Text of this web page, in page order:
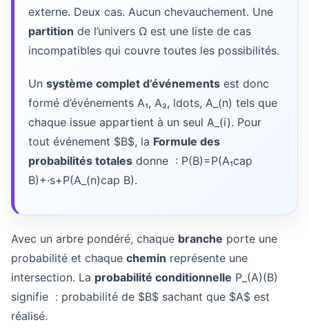
externe. Deux cas. Aucun chevauchement. Une
partition de l’univers Ω est une liste de cas
incompatibles qui couvre toutes les possibilités.
Un système complet d’événements est donc
formé d’événements A₁, A₂, ldots, A_(n) tels que
chaque issue appartient à un seul A_(i). Pour
tout événement $B$, la Formule des
probabilités totales donne : P(B)=P(A₁cap
B)+·s+P(A_(n)cap B).
Avec un arbre pondéré, chaque branche porte une
probabilité et chaque chemin représente une
intersection. La probabilité conditionnelle P_(A)(B)
signifie : probabilité de $B$ sachant que $A$ est
réalisé.